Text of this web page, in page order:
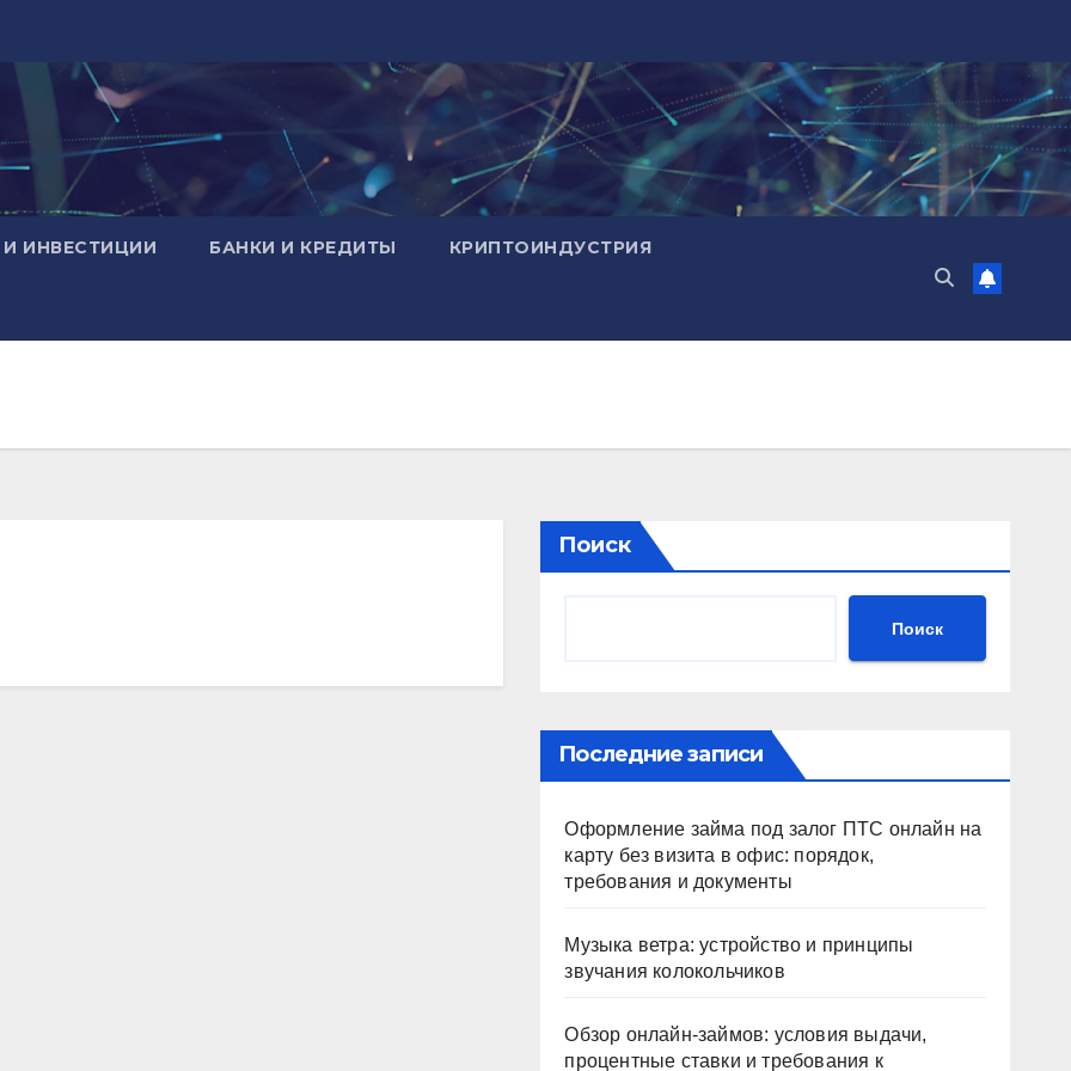
И ИНВЕСТИЦИИ БАНКИ И КРЕДИТЫ КРИПТОИНДУСТРИЯ
Поиск
Поиск
Последние записи
Оформление займа под залог ПТС онлайн на
карту без визита в офис: порядок,
требования и документы
Музыка ветра: устройство и принципы
звучания колокольчиков
Обзор онлайн-займов: условия выдачи,
процентные ставки и требования к